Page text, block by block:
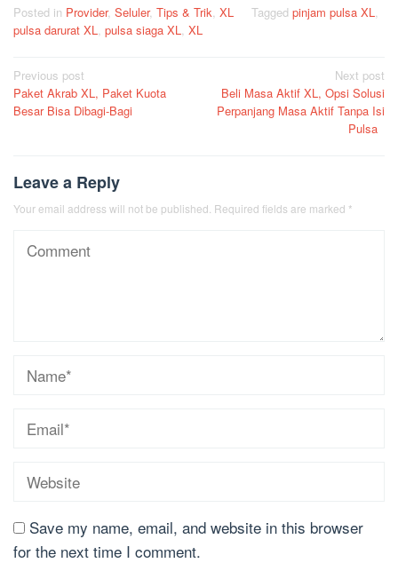
Posted in Provider, Seluler, Tips & Trik, XL Tagged pinjam pulsa XL,
pulsa darurat XL, pulsa siaga XL, XL
Post
navigation
Previous post
Paket Akrab XL, Paket Kuota
Besar Bisa Dibagi-Bagi
Next post
Beli Masa Aktif XL, Opsi Solusi
Perpanjang Masa Aktif Tanpa Isi
Pulsa
Leave a Reply
Your email address will not be published. Required fields are marked *
Save my name, email, and website in this browser
for the next time I comment.